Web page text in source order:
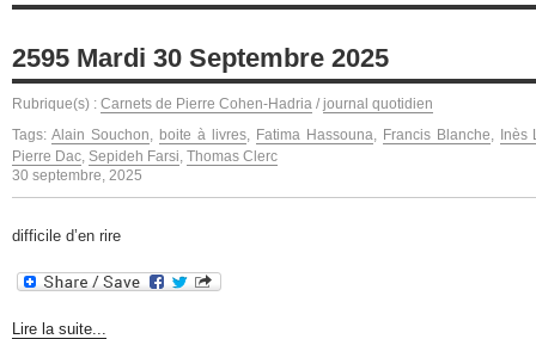
2595 Mardi 30 Septembre 2025
Rubrique(s) : Carnets de Pierre Cohen-Hadria / journal quotidien
Tags: Alain Souchon, boite à livres, Fatima Hassouna, Francis Blanche,
Inès
Pierre Dac, Sepideh Farsi, Thomas Clerc
30 septembre, 2025
difficile d’en rire
Lire la suite...